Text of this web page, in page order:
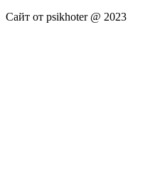
Сайт от psikhoter @ 2023